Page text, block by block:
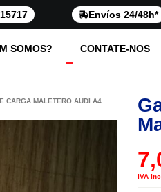
Envíos 24/48h*
SOMOS? CONTATE-NOS
CARGA MALETERO AUDI A4
IVA